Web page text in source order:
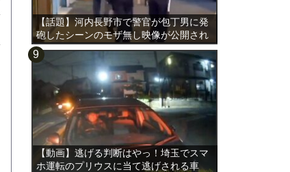
【話題】河内長野市で警官が包丁男に発
砲したシーンのモザ無し映像が公開され
る。
【動画】逃げる判断はやっ！埼玉でスマ
ホ運転のプリウスに当て逃げされる車